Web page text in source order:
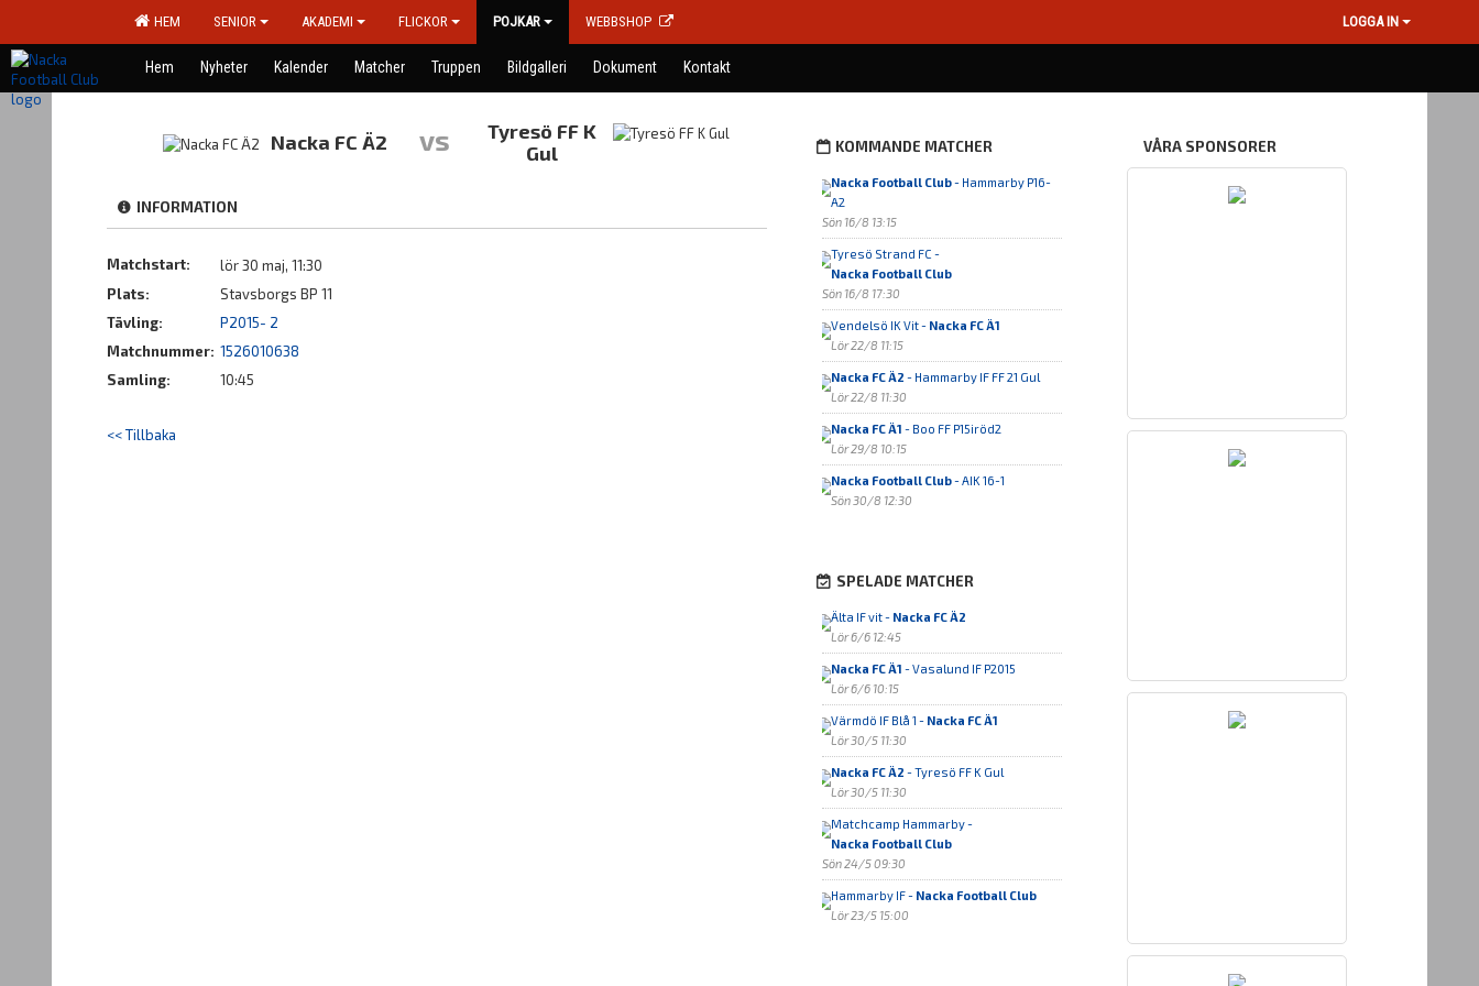
HEM SENIOR AKADEMI FLICKOR POJKAR WEBBSHOP LOGGA IN
Hem Nyheter Kalender Matcher Truppen Bildgalleri Dokument Kontakt
Nacka FC Ä2 vs
Tyresö FF K
Gul
INFORMATION
Matchstart:
lör 30 maj, 11:30
Plats:
Stavsborgs BP 11
Tävling:
P2015- 2
Matchnummer: 1526010638
Samling:
10:45
<< Tillbaka
KOMMANDE MATCHER
Nacka Football Club- Hammarby P16-
A2
Sön 16/8 13:15
Tyresö Strand FC -
Nacka Football Club
Sön 16/8 17:30
Vendelsö IK Vit - Nacka FC Ä1
Lör 22/8 11:15
Nacka FC Ä2 - Hammarby IF FF 21 Gul
Lör 22/8 11:30
Nacka FC Ä1 - Boo FF P15iröd2
Lör 29/8 10:15
Nacka Football Club- AIK 16-1
Sön 30/8 12:30
SPELADE MATCHER
Älta IF vit - Nacka FC Ä2
Lör 6/6 12:45
Nacka FC Ä1 - Vasalund IF P2015
Lör 6/6 10:15
Värmdö IF Blå 1 - Nacka FC Ä1
Lör 30/5 11:30
Nacka FC Ä2 - Tyresö FF K Gul
Lör 30/5 11:30
Matchcamp Hammarby -
Nacka Football Club
Sön 24/5 09:30
Hammarby IF - Nacka Football Club
Lör 23/5 15:00
VÅRA SPONSORER